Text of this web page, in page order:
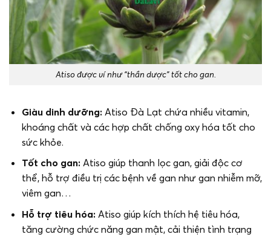
Atiso được ví như “thần dược” tốt cho gan.
Giàu dinh dưỡng: Atiso Đà Lạt chứa nhiều vitamin,
khoáng chất và các hợp chất chống oxy hóa tốt cho
sức khỏe.
Tốt cho gan: Atiso giúp thanh lọc gan, giải độc cơ
thể, hỗ trợ điều trị các bệnh về gan như gan nhiễm mỡ,
viêm gan…
Hỗ trợ tiêu hóa: Atiso giúp kích thích hệ tiêu hóa,
tăng cường chức năng gan mật, cải thiện tình trạng